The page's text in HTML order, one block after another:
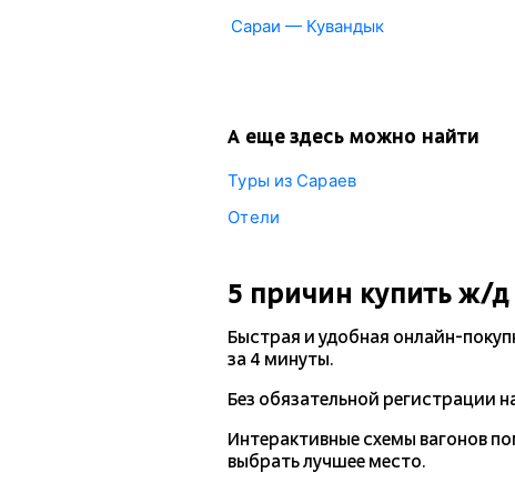
Сараи — Кувандык
А еще здесь можно найти
Туры из Сараев
Отели
5 причин купитьж/д
Быстрая и удобная онлайн-
за 4 минуты.
Без обязательной регистрации
Интерактивные схемы вагонов
выбрать лучшее место.